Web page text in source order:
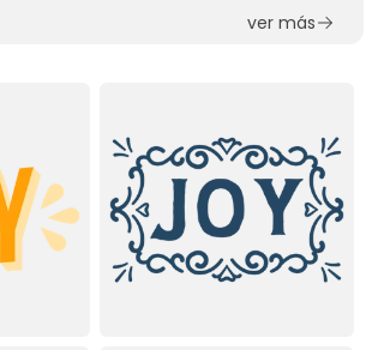
ver más